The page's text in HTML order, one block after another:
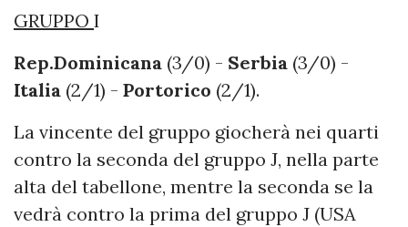
GRUPPO I
Rep.Dominicana (3/0) - Serbia (3/0) -
Italia (2/1) - Portorico (2/1).
La vincente del gruppo giocherà nei quarti
contro la seconda del gruppo J, nella parte
alta del tabellone, mentre la seconda se la
vedrà contro la prima del gruppo J (USA